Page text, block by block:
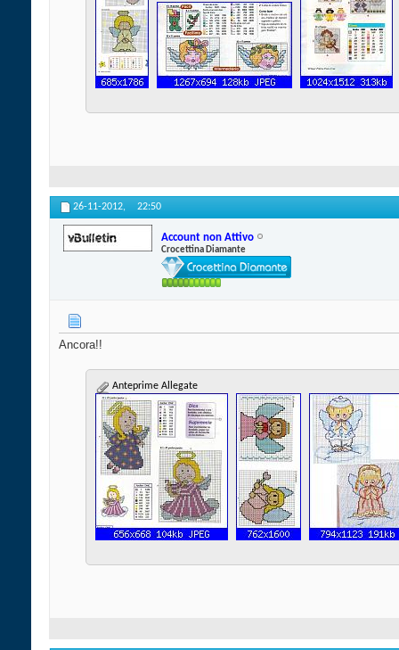
26-11-2012, 22:50
Account non Attivo
Crocettina Diamante
Ancora!!
Anteprime Allegate